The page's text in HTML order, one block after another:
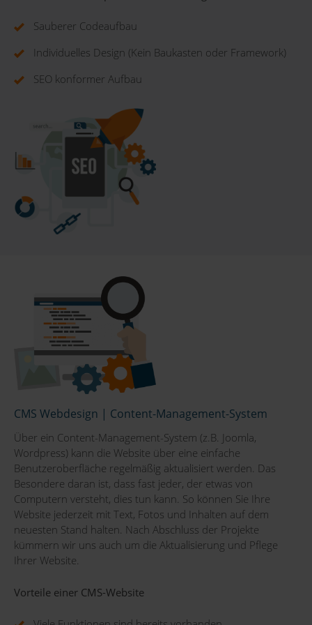
Sauberer Codeaufbau
Individuelles Design (Kein Baukasten oder Framework)
SEO konformer Aufbau
CMS Webdesign | Content-Management-System
Über ein Content-Management-System (z.B. Joomla,
Wordpress) kann die Website über eine einfache
Benutzeroberfläche regelmäßig aktualisiert werden. Das
Besondere daran ist, dass fast jeder, der etwas von
Computern versteht, dies tun kann. So können Sie Ihre
Website jederzeit mit Text, Fotos und Inhalten auf dem
neuesten Stand halten. Nach Abschluss der Projekte
kümmern wir uns auch um die Aktualisierung und Pflege
Ihrer Website.
Vorteile einer CMS-Website